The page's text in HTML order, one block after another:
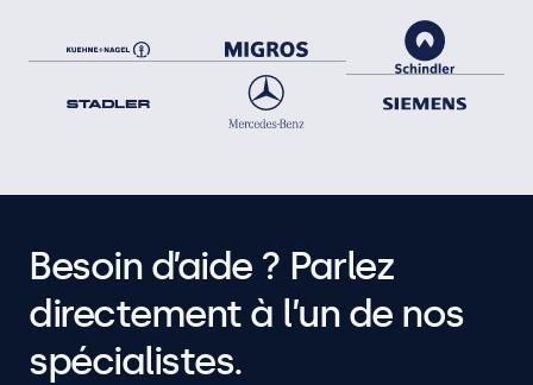
Besoin d’aide ? Parlez
directement à l’un de nos
spécialistes.